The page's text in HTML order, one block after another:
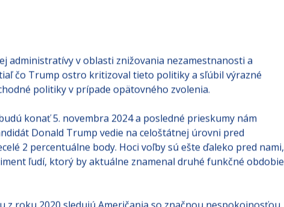
administratívy v oblasti znižovania nezamestnanosti a
čo Trump ostro kritizoval tieto politiky a sľúbil výrazné
konať 5. novembra 2024 a posledné prieskumy nám
Donald Trump vedie na celoštátnej úrovni pred
2 percentuálne body. Hoci voľby sú ešte ďaleko pred nami,
ľudí, ktorý by aktuálne znamenal druhé funkčné obdobie